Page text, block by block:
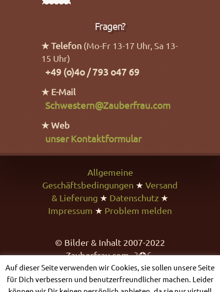
Fragen?
★ Telefon (Mo-Fr 13-17 Uhr, Sa 13-
15 Uhr)
+49 (o)4o / 793 o47 69
★ E-Mail
Schwestern@Zauberfrau.com
★ Web
unser Kontaktformular
Allgemeine
Geschäftsbedingungen ★ Versand
& Lieferung ★ Datenschutz ★
Impressum ★ Problem melden
© Bilder & Inhalt 2007-2022
Zauberfrau.com ☽✪☾
Auf dieser Seite verwenden wir Cookies, sie sollen unsere Seite
für Dich verbessern und benutzerfreundlicher machen. Leider